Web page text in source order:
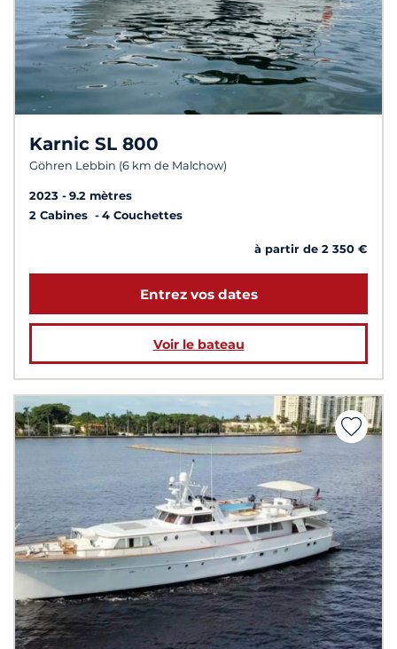
Karnic SL 800
Göhren Lebbin (6 km de Malchow)
2023
9.2 mètres
2 Cabines
4 Couchettes
à partir de 2 350 €
Entrez vos dates
Voir le bateau